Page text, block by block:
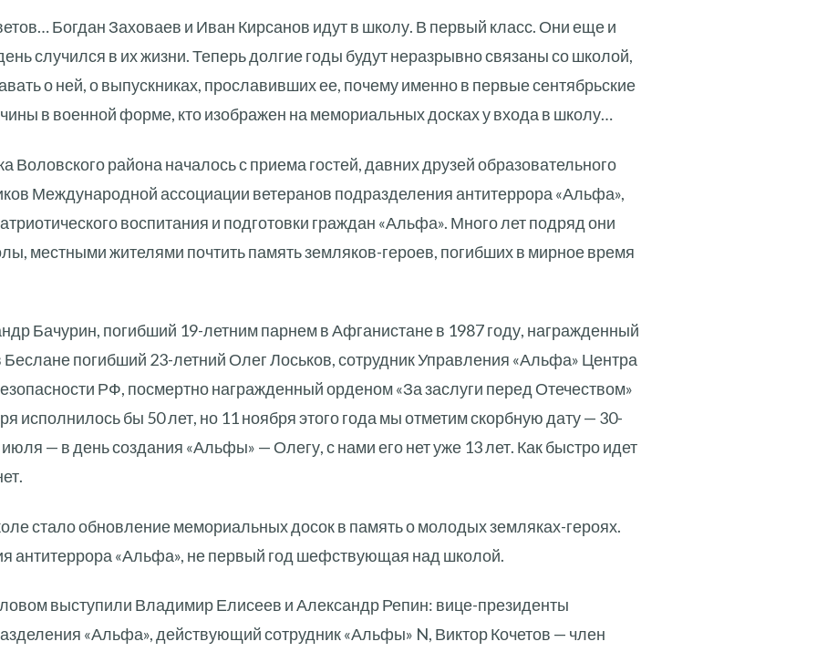
Богдан Заховаев и Иван Кирсанов идут в школу. В первый класс. Они еще и
случился в их жизни. Теперь долгие годы будут неразрывно связаны со школой,
о ней, о выпускниках, прославивших ее, почему именно в первые сентябрьские
в военной форме, кто изображен на мемориальных досках у входа в школу…
района началось с приема гостей, давних друзей образовательного
Международной ассоциации ветеранов подразделения антитеррора «Альфа»,
воспитания и подготовки граждан «Альфа». Много лет подряд они
местными жителями почтить память земляков-героев, погибших в мирное время
Бачурин, погибший 19-летним парнем в Афганистане в 1987 году, награжденный
погибший 23-летний Олег Лоськов, сотрудник Управления «Альфа» Центра
РФ, посмертно награжденный орденом «За заслуги перед Отечеством»
исполнилось бы 50 лет, но 11 ноября этого года мы отметим скорбную дату — 30-
— в день создания «Альфы» — Олегу, с нами его нет уже 13 лет. Как быстро идет
стало обновление мемориальных досок в память о молодых земляках-героях.
антитеррора «Альфа», не первый год шефствующая над школой.
выступили Владимир Елисеев и Александр Репин: вице-президенты
«Альфа», действующий сотрудник «Альфы» N, Виктор Кочетов — член